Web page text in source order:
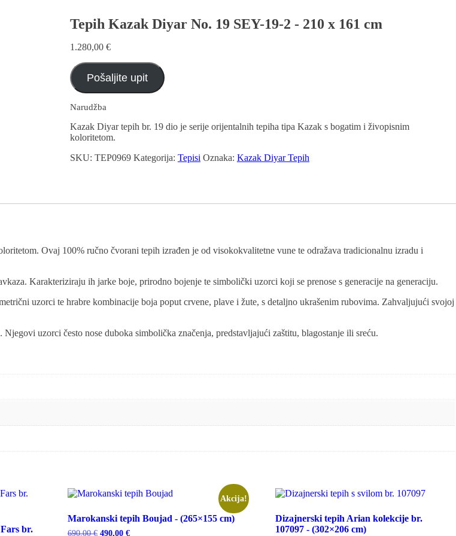
Tepih Kazak Diyar No. 19 SEY-19-2 - 210 x 161 cm
1.280,00 €
Pošaljite upit
Narudžba
Kazak Diyar tepih br. 19 dio je serije orijentalnih tepiha tipa Kazak s bogatim i živopisnim
koloritetom.
SKU: TEP0969 Kategorija: Tepisi Oznaka: Kazak Diyar Tepih
Ovaj 100% ručno čvorani tepih izrađen je od visokokvalitetne vune te odražava tradicionalnu izradu i
Karakteriziraju ih jarke boje, prirodno bojenje te simbolički uzorci koji se prenose s generacije na generaciju.
uzorci te hrabre kombinacije boja poput crvene, plave i žute, s detaljno ukrašenim rubovima. Zahvaljujući svojoj
uzorci često nose duboka simbolička značenja, predstavljajući zaštitu, blagostanje ili sreću.
br.
Akcija!
Marokanski tepih Boujad - (265×155 cm)
690,00€ Izvorna
490,00 €Trenutna
Dizajnerski tepih Arian kolekcije br.
107097 - (302×206 cm)